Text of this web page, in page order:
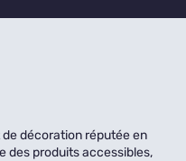
décoration réputée en
des produits accessibles,